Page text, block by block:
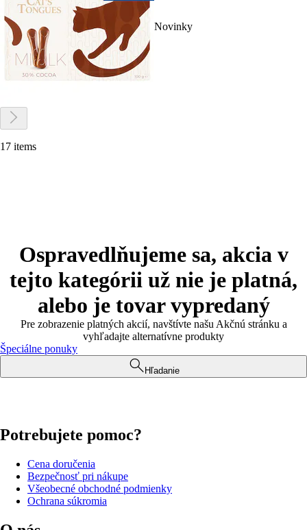
Novinky
17 items
Ospravedlňujeme sa, akcia v
tejto kategórii už nie je platná,
alebo je tovar vypredaný
Pre zobrazenie platných akcií, navštívte našu Akčnú stránku a
vyhľadajte alternatívne produkty
Špeciálne ponuky
Hľadanie
Potrebujete pomoc?
Cena doručenia
Bezpečnosť pri nákupe
Všeobecné obchodné podmienky
Ochrana súkromia